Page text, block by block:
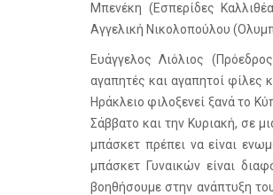
Μπενέκη (Εσπερίδες
Αγγελική Νικολοπούλου
Ευάγγελος Λιόλιος
αγαπητές και αγαπητοί φίλες
Ηράκλειο φιλοξενεί ξανά το
Σάββατο και την Κυριακή, σε
μπάσκετ πρέπει να είναι
μπάσκετ Γυναικών είναι
βοηθήσουμε στην ανάπτυξη